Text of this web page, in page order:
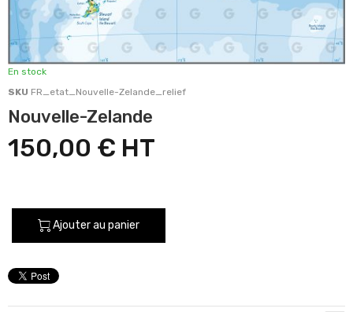
En stock
SKU FR_etat_Nouvelle-Zelande_relief
Nouvelle-Zelande
150,00 €
Ajouter au panier